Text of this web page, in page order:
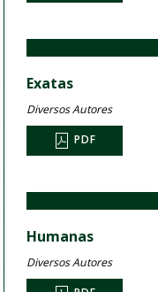
Exatas
Diversos Autores
PDF
Humanas
Diversos Autores